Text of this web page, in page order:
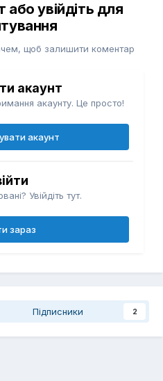
або увійдіть для
щоб залишити коментар
акаунт
акаунту. Це просто!
акаунт
Увійдіть тут.
зараз
Підписники 2